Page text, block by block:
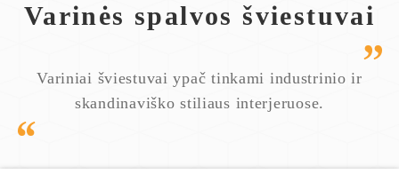
Varinės spalvos šviestuvai
Variniai šviestuvai ypač tinkami industrinio ir
skandinaviško stiliaus interjeruose.